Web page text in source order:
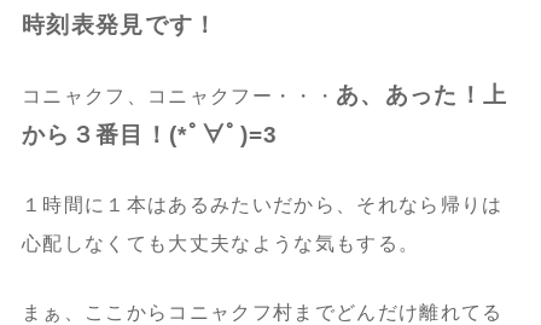
時刻表発見です！
コニャクフ、コニャクフー・・・ あ、あった！上
から３番目！(*ﾟ∀ﾟ)=3
１時間に１本はあるみたいだから、それなら帰りは
心配しなくても大丈夫なような気もする。
まぁ、ここからコニャクフ村までどんだけ離れてる